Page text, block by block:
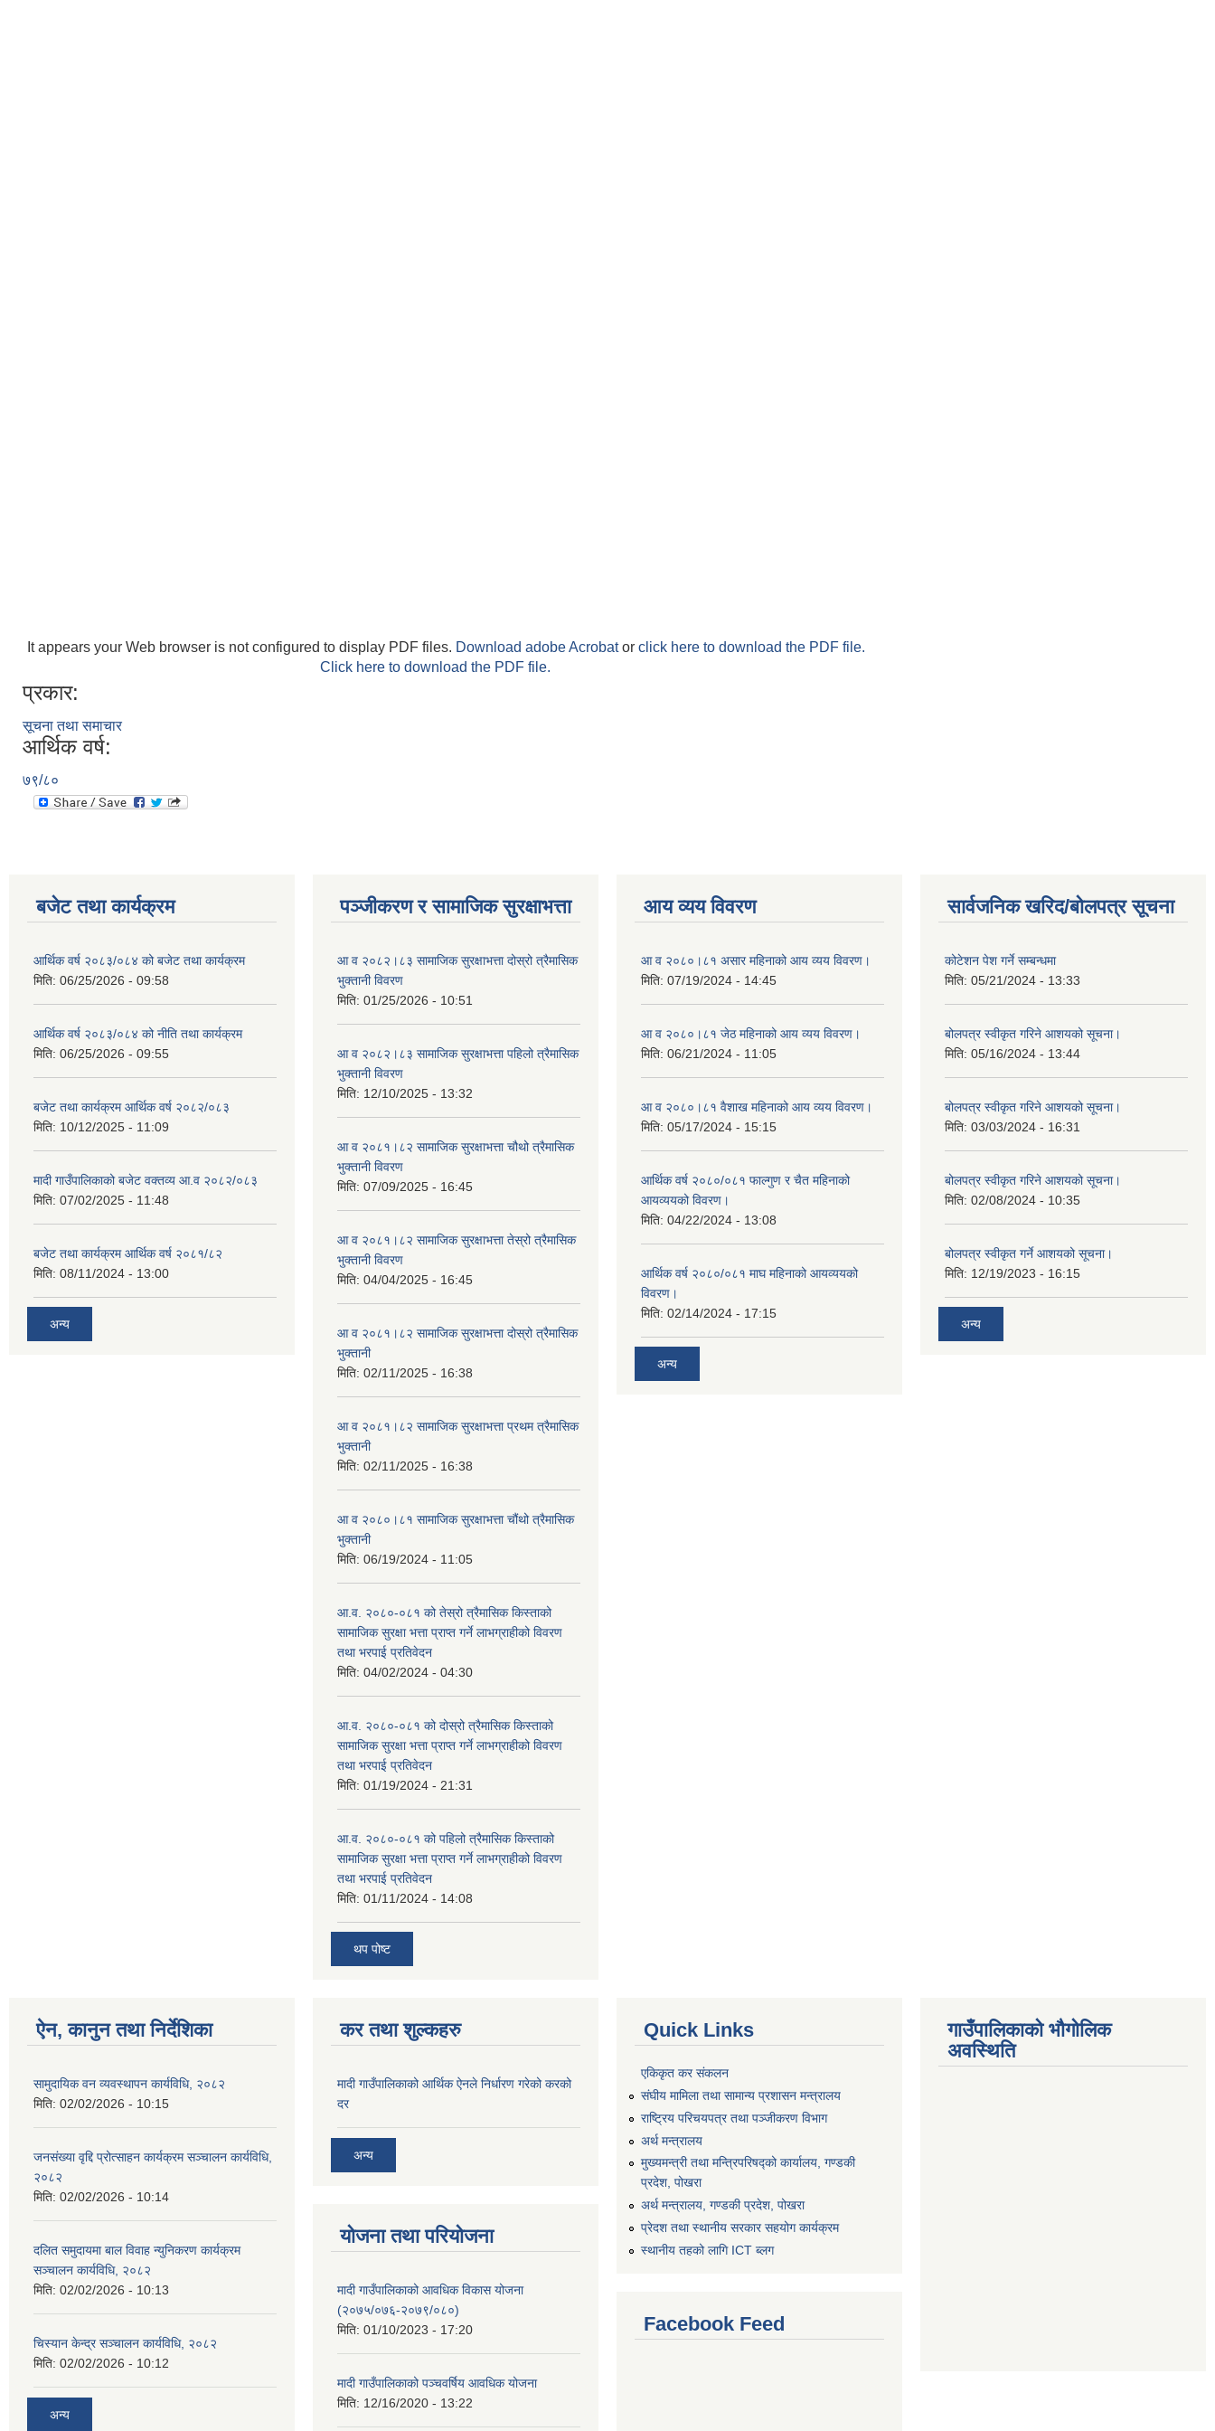
It appears your Web browser is not configured to display PDF files. Download adobe Acrobator click here to download the PDF file.
Click here to download the PDF file.
प्रकार:
सूचना तथा समाचार
आर्थिक वर्ष:
७९/८०
बजेट तथा कार्यक्रम
आर्थिक वर्ष २०८३/०८४ को बजेट तथा कार्यक्रम
मिति: 06/25/2026 - 09:58
आर्थिक वर्ष २०८३/०८४ को नीति तथा कार्यक्रम
मिति: 06/25/2026 - 09:55
बजेट तथा कार्यक्रम आर्थिक वर्ष २०८२/०८३
मिति: 10/12/2025 - 11:09
मादी गाउँपालिकाको बजेट वक्तव्य आ.व २०८२/०८३
मिति: 07/02/2025 - 11:48
बजेट तथा कार्यक्रम आर्थिक वर्ष २०८१/८२
मिति: 08/11/2024 - 13:00
अन्य
पञ्जीकरण र सामाजिक सुरक्षाभत्ता
आ व २०८२।८३ सामाजिक सुरक्षाभत्ता दोस्रो त्रैमासिक
भुक्तानी विवरण
मिति: 01/25/2026 - 10:51
आ व २०८२।८३ सामाजिक सुरक्षाभत्ता पहिलो त्रैमासिक
भुक्तानी विवरण
मिति: 12/10/2025 - 13:32
आ व २०८१।८२ सामाजिक सुरक्षाभत्ता चौथो त्रैमासिक
भुक्तानी विवरण
मिति: 07/09/2025 - 16:45
आ व २०८१।८२ सामाजिक सुरक्षाभत्ता तेस्रो त्रैमासिक
भुक्तानी विवरण
मिति: 04/04/2025 - 16:45
आ व २०८१।८२ सामाजिक सुरक्षाभत्ता दोस्रो त्रैमासिक
भुक्तानी
मिति: 02/11/2025 - 16:38
आ व २०८१।८२ सामाजिक सुरक्षाभत्ता प्रथम त्रैमासिक
भुक्तानी
मिति: 02/11/2025 - 16:38
आ व २०८०।८१ सामाजिक सुरक्षाभत्ता चौंथो त्रैमासिक
भुक्तानी
मिति: 06/19/2024 - 11:05
आ.व. २०८०-०८१ को तेस्रो त्रैमासिक किस्ताको
सामाजिक सुरक्षा भत्ता प्राप्त गर्ने लाभग्राहीको विवरण
तथा भरपाई प्रतिवेदन
मिति: 04/02/2024 - 04:30
आ.व. २०८०-०८१ को दोस्रो त्रैमासिक किस्ताको
सामाजिक सुरक्षा भत्ता प्राप्त गर्ने लाभग्राहीको विवरण
तथा भरपाई प्रतिवेदन
मिति: 01/19/2024 - 21:31
आ.व. २०८०-०८१ को पहिलो त्रैमासिक किस्ताको
सामाजिक सुरक्षा भत्ता प्राप्त गर्ने लाभग्राहीको विवरण
तथा भरपाई प्रतिवेदन
मिति: 01/11/2024 - 14:08
थप पोष्ट
आय व्यय विवरण
आ व २०८०।८१ असार महिनाको आय व्यय विवरण।
मिति: 07/19/2024 - 14:45
आ व २०८०।८१ जेठ महिनाको आय व्यय विवरण।
मिति: 06/21/2024 - 11:05
आ व २०८०।८१ वैशाख महिनाको आय व्यय विवरण।
मिति: 05/17/2024 - 15:15
आर्थिक वर्ष २०८०/०८१ फाल्गुण र चैत महिनाको
आयव्ययको विवरण।
मिति: 04/22/2024 - 13:08
आर्थिक वर्ष २०८०/०८१ माघ महिनाको आयव्ययको
विवरण।
मिति: 02/14/2024 - 17:15
अन्य
सार्वजनिक खरिद/बोलपत्र सूचना
कोटेशन पेश गर्ने सम्बन्धमा
मिति: 05/21/2024 - 13:33
बोलपत्र स्वीकृत गरिने आशयको सूचना।
मिति: 05/16/2024 - 13:44
बोलपत्र स्वीकृत गरिने आशयको सूचना।
मिति: 03/03/2024 - 16:31
बोलपत्र स्वीकृत गरिने आशयको सूचना।
मिति: 02/08/2024 - 10:35
बोलपत्र स्वीकृत गर्ने आशयको सूचना।
मिति: 12/19/2023 - 16:15
अन्य
ऐन, कानुन तथा निर्देशिका
सामुदायिक वन व्यवस्थापन कार्यविधि, २०८२
मिति: 02/02/2026 - 10:15
जनसंख्या वृद्दि प्रोत्साहन कार्यक्रम सञ्‍चालन कार्यविधि,
२०८२
मिति: 02/02/2026 - 10:14
दलित समुदायमा बाल विवाह न्युनिकरण कार्यक्रम
सञ्‍चालन कार्यविधि, २०८२
मिति: 02/02/2026 - 10:13
चिस्यान केन्द्र सञ्‍चालन कार्यविधि, २०८२
मिति: 02/02/2026 - 10:12
अन्य
कर तथा शुल्कहरु
मादी गाउँपालिकाको आर्थिक ऐनले निर्धारण गरेको करको
दर
अन्य
योजना तथा परियोजना
मादी गाउँपालिकाको आवधिक विकास योजना
(२०७५/०७६-२०७९/०८०)
मिति: 01/10/2023 - 17:20
मादी गाउँपालिकाको पञ्चवर्षिय आवधिक योजना
मिति: 12/16/2020 - 13:22
Quick Links
एकिकृत कर संकलन
संघीय मामिला तथा सामान्य प्रशासन मन्त्रालय
राष्ट्रिय परिचयपत्र तथा पञ्जीकरण विभाग
अर्थ मन्त्रालय
मुख्यमन्त्री तथा मन्त्रिपरिषद्को कार्यालय, गण्डकी
प्रदेश, पोखरा
अर्थ मन्त्रालय, गण्डकी प्रदेश, पोखरा
प्रेदश तथा स्थानीय सरकार सहयोग कार्यक्रम
स्थानीय तहको लागि ICT ब्लग
Facebook Feed
गाउँपालिकाको भौगोलिक
अवस्थिति